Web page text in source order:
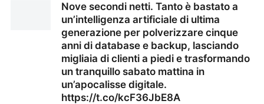
psicologia contemporanea - Heraldo
Nove secondi netti. Tanto è bastato a
un’intelligenza artificiale di ultima
generazione per polverizzare cinque
anni di database e backup, lasciando
migliaia di clienti a piedi e trasformando
un tranquillo sabato mattina in
un’apocalisse digitale.
https://t.co/kcF36JbE8A